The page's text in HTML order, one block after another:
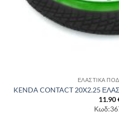
ΕΛΑΣΤΙΚΑ
KENDA CONTACT 20X2.25
11.90